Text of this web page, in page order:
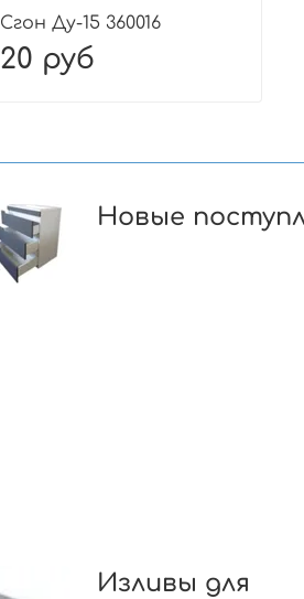
Сгон Ду-15 360016
20 руб
Новые
Изливы для